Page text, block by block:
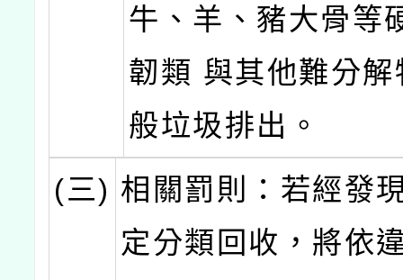
牛、羊、豬大骨等
韌類 與其他難分
般垃圾排出。
(三) 相關罰則：若經發
定分類回收，將依